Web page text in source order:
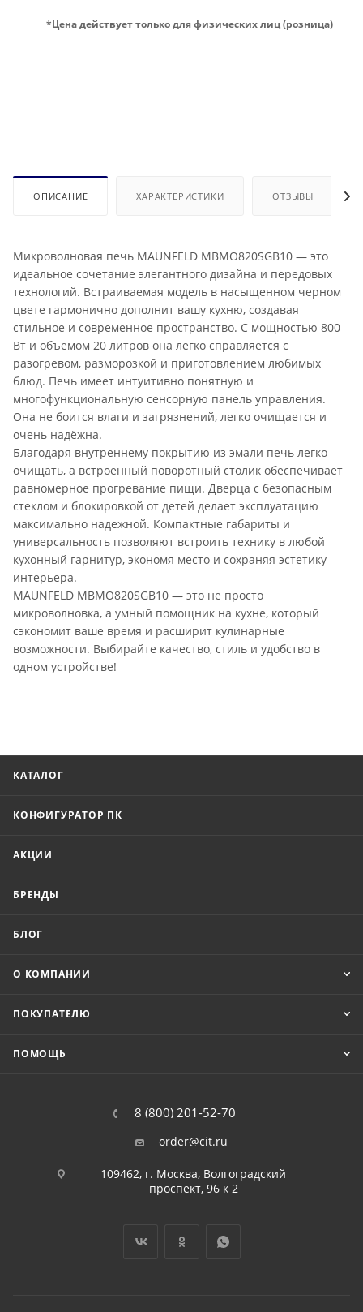
*Цена действует только для физических лиц (розница)
ОПИСАНИЕ ХАРАКТЕРИСТИКИ ОТЗЫВЫ
Микроволновая печь MAUNFELD MBMO820SGB10 — это
идеальное сочетание элегантного дизайна и передовых
технологий. Встраиваемая модель в насыщенном черном
цвете гармонично дополнит вашу кухню, создавая
стильное и современное пространство. С мощностью 800
Вт и объемом 20 литров она легко справляется с
разогревом, разморозкой и приготовлением любимых
блюд. Печь имеет интуитивно понятную и
многофункциональную сенсорную панель управления.
Она не боится влаги и загрязнений, легко очищается и
очень надёжна.
Благодаря внутреннему покрытию из эмали печь легко
очищать, а встроенный поворотный столик обеспечивает
равномерное прогревание пищи. Дверца с безопасным
стеклом и блокировкой от детей делает эксплуатацию
максимально надежной. Компактные габариты и
универсальность позволяют встроить технику в любой
кухонный гарнитур, экономя место и сохраняя эстетику
интерьера.
MAUNFELD MBMO820SGB10 — это не просто
микроволновка, а умный помощник на кухне, который
сэкономит ваше время и расширит кулинарные
возможности. Выбирайте качество, стиль и удобство в
одном устройстве!
КАТАЛОГ
КОНФИГУРАТОР ПК
АКЦИИ
БРЕНДЫ
БЛОГ
О КОМПАНИИ
ПОКУПАТЕЛЮ
ПОМОЩЬ
8 (800) 201-52-70
order@cit.ru
109462, г. Москва, Волгоградский
проспект, 96 к 2